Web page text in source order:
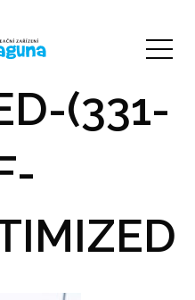
(331-